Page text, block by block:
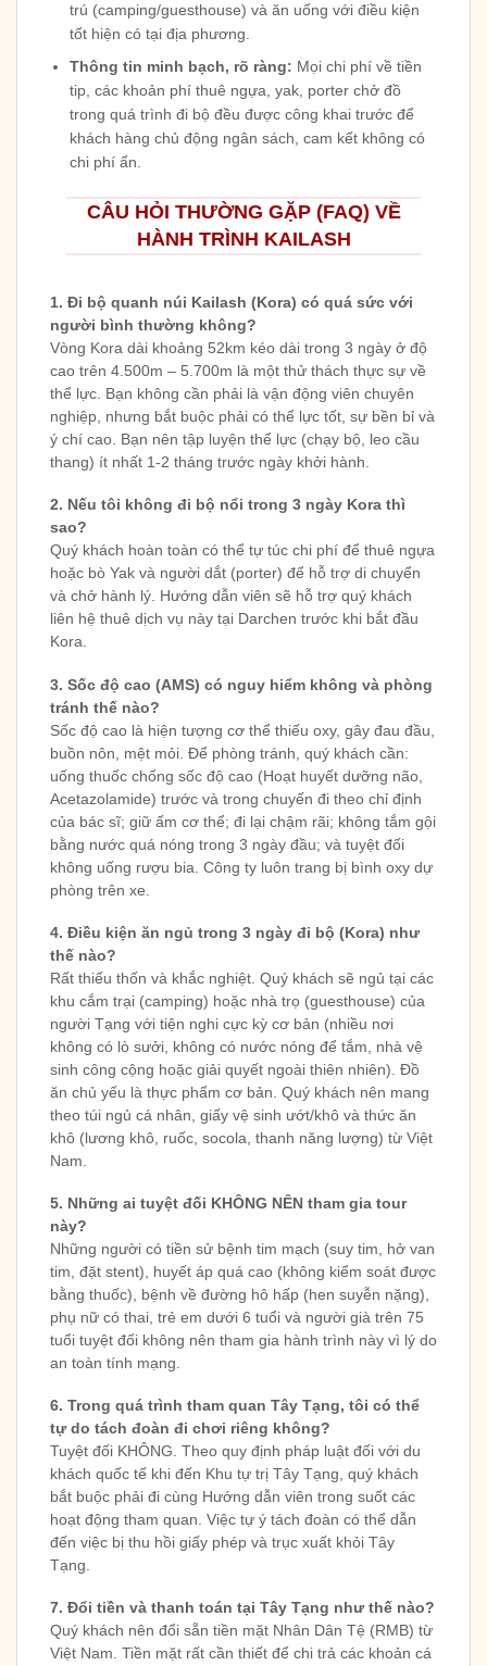
trú (camping/guesthouse) và ăn uống với điều kiện
tốt hiện có tại địa phương.
Thông tin minh bạch, rõ ràng: Mọi chi phí về tiền
tip, các khoản phí thuê ngựa, yak, porter chở đồ
trong quá trình đi bộ đều được công khai trước để
khách hàng chủ động ngân sách, cam kết không có
chi phí ẩn.
CÂU HỎI THƯỜNG GẶP (FAQ) VỀ
HÀNH TRÌNH KAILASH
1. Đi bộ quanh núi Kailash (Kora) có quá sức với
người bình thường không?
Vòng Kora dài khoảng 52km kéo dài trong 3 ngày ở độ
cao trên 4.500m – 5.700m là một thử thách thực sự về
thể lực. Bạn không cần phải là vận động viên chuyên
nghiệp, nhưng bắt buộc phải có thể lực tốt, sự bền bỉ và
ý chí cao. Bạn nên tập luyện thể lực (chạy bộ, leo cầu
thang) ít nhất 1-2 tháng trước ngày khởi hành.
2. Nếu tôi không đi bộ nổi trong 3 ngày Kora thì
sao?
Quý khách hoàn toàn có thể tự túc chi phí để thuê ngựa
hoặc bò Yak và người dắt (porter) để hỗ trợ di chuyển
và chở hành lý. Hướng dẫn viên sẽ hỗ trợ quý khách
liên hệ thuê dịch vụ này tại Darchen trước khi bắt đầu
Kora.
3. Sốc độ cao (AMS) có nguy hiểm không và phòng
tránh thế nào?
Sốc độ cao là hiện tượng cơ thể thiếu oxy, gây đau đầu,
buồn nôn, mệt mỏi. Để phòng tránh, quý khách cần:
uống thuốc chống sốc độ cao (Hoạt huyết dưỡng não,
Acetazolamide) trước và trong chuyến đi theo chỉ định
của bác sĩ; giữ ấm cơ thể; đi lại chậm rãi; không tắm gội
bằng nước quá nóng trong 3 ngày đầu; và tuyệt đối
không uống rượu bia. Công ty luôn trang bị bình oxy dự
phòng trên xe.
4. Điều kiện ăn ngủ trong 3 ngày đi bộ (Kora) như
thế nào?
Rất thiếu thốn và khắc nghiệt. Quý khách sẽ ngủ tại các
khu cắm trại (camping) hoặc nhà trọ (guesthouse) của
người Tạng với tiện nghi cực kỳ cơ bản (nhiều nơi
không có lò sưởi, không có nước nóng để tắm, nhà vệ
sinh công cộng hoặc giải quyết ngoài thiên nhiên). Đồ
ăn chủ yếu là thực phẩm cơ bản. Quý khách nên mang
theo túi ngủ cá nhân, giấy vệ sinh ướt/khô và thức ăn
khô (lương khô, ruốc, socola, thanh năng lượng) từ Việt
Nam.
5. Những ai tuyệt đối KHÔNG NÊN tham gia tour
này?
Những người có tiền sử bệnh tim mạch (suy tim, hở van
tim, đặt stent), huyết áp quá cao (không kiểm soát được
bằng thuốc), bệnh về đường hô hấp (hen suyễn nặng),
phụ nữ có thai, trẻ em dưới 6 tuổi và người già trên 75
tuổi tuyệt đối không nên tham gia hành trình này vì lý do
an toàn tính mạng.
6. Trong quá trình tham quan Tây Tạng, tôi có thể
tự do tách đoàn đi chơi riêng không?
Tuyệt đối KHÔNG. Theo quy định pháp luật đối với du
khách quốc tế khi đến Khu tự trị Tây Tạng, quý khách
bắt buộc phải đi cùng Hướng dẫn viên trong suốt các
hoạt động tham quan. Việc tự ý tách đoàn có thể dẫn
đến việc bị thu hồi giấy phép và trục xuất khỏi Tây
Tạng.
7. Đổi tiền và thanh toán tại Tây Tạng như thế nào?
Quý khách nên đổi sẵn tiền mặt Nhân Dân Tệ (RMB) từ
Việt Nam. Tiền mặt rất cần thiết để chi trả các khoản cá